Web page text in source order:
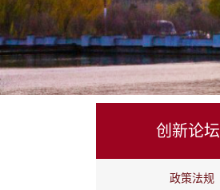
创新论坛
政策法规